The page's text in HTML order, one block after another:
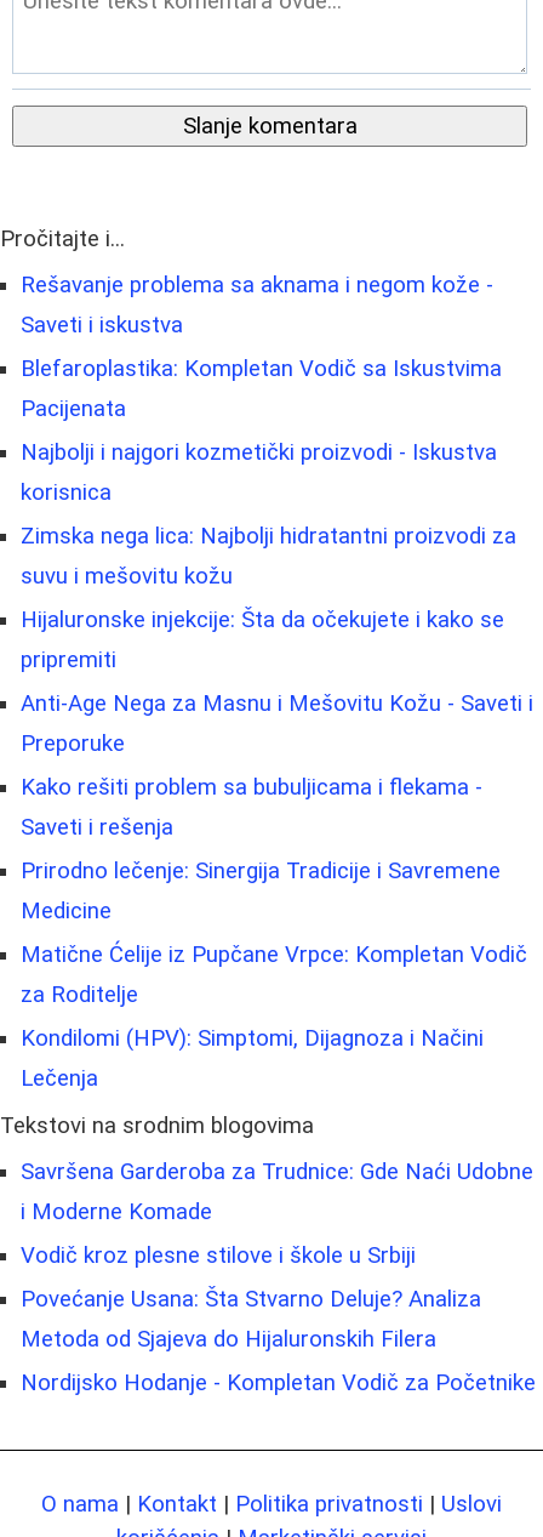
Slanje komentara
Pročitajte i...
Rešavanje problema sa aknama i negom kože -
Saveti i iskustva
Blefaroplastika: Kompletan Vodič sa Iskustvima
Pacijenata
Najbolji i najgori kozmetički proizvodi - Iskustva
korisnica
Zimska nega lica: Najbolji hidratantni proizvodi za
suvu i mešovitu kožu
Hijaluronske injekcije: Šta da očekujete i kako se
pripremiti
Anti-Age Nega za Masnu i Mešovitu Kožu - Saveti i
Preporuke
Kako rešiti problem sa bubuljicama i flekama -
Saveti i rešenja
Prirodno lečenje: Sinergija Tradicije i Savremene
Medicine
Matične Ćelije iz Pupčane Vrpce: Kompletan Vodič
za Roditelje
Kondilomi (HPV): Simptomi, Dijagnoza i Načini
Lečenja
Tekstovi na srodnim blogovima
Savršena Garderoba za Trudnice: Gde Naći Udobne
i Moderne Komade
Vodič kroz plesne stilove i škole u Srbiji
Povećanje Usana: Šta Stvarno Deluje? Analiza
Metoda od Sjajeva do Hijaluronskih Filera
Nordijsko Hodanje - Kompletan Vodič za Početnike
O nama | Kontakt | Politika privatnosti | Uslovi